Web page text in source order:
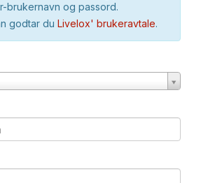
brukernavn og passord.
godtar du Livelox' brukeravtale.